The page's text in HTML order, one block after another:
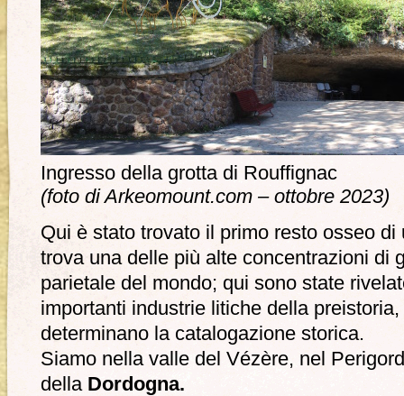
Ingresso della grotta di Rouffignac
(foto di Arkeomount.com – ottobre 2023)
Qui è stato trovato il primo resto osseo
trova una delle più alte concentrazioni di
parietale del mondo; qui sono state
importanti industrie litiche della
determinano la catalogazione storica.
Siamo nella valle del Vézère, nel
della Dordogna.